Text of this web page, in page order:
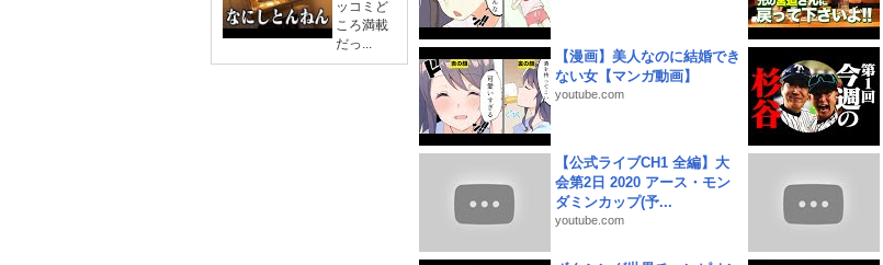
ッコミど
ころ満載
だっ...
【漫画】美人なのに結婚でき
ない女【マンガ動画】
youtube.com
【公式ライブCH1 全編】大
会第2日 2020 アース・モン
ダミンカップ(予...
youtube.com